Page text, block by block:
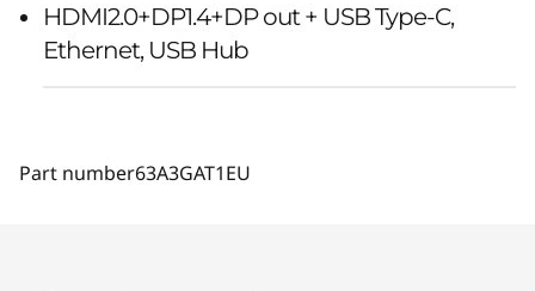
HDMI2.0+DP1.4+DP out + USB Type-C,
Ethernet, USB Hub
Part number63A3GAT1EU